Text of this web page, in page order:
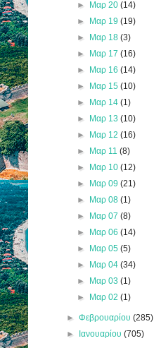
► Μαρ 20 (14)
► Μαρ 19 (19)
► Μαρ 18 (3)
► Μαρ 17 (16)
► Μαρ 16 (14)
► Μαρ 15 (10)
► Μαρ 14 (1)
► Μαρ 13 (10)
► Μαρ 12 (16)
► Μαρ 11 (8)
► Μαρ 10 (12)
► Μαρ 09 (21)
► Μαρ 08 (1)
► Μαρ 07 (8)
► Μαρ 06 (14)
► Μαρ 05 (5)
► Μαρ 04 (34)
► Μαρ 03 (1)
► Μαρ 02 (1)
►Φεβρουαρίου(285)
► Ιανουαρίου(705)